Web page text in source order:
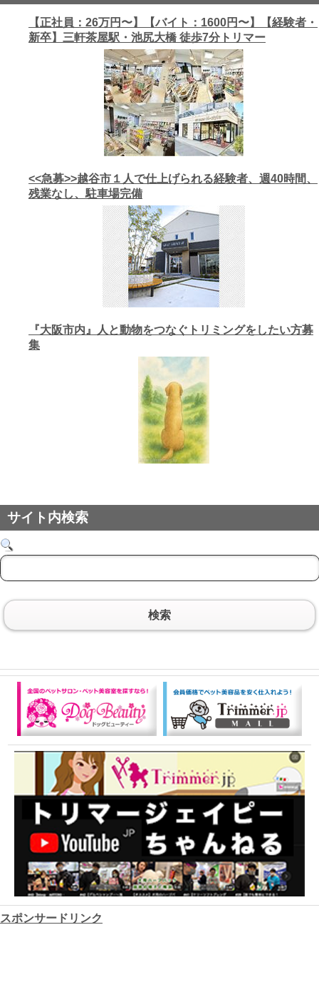
【正社員：26万円〜】【バイト：1600円〜】【経験者・
新卒】三軒茶屋駅・池尻大橋 徒歩7分トリマー
<<急募>>越谷市１人で仕上げられる経験者、週40時間、
残業なし、駐車場完備
『大阪市内』人と動物をつなぐトリミングをしたい方募
集
サイト内検索
検索
スポンサードリンク